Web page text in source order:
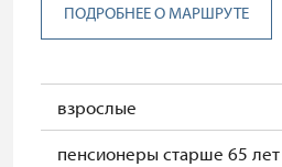
ПОДРОБНЕЕ О МАРШРУТЕ
взрослые
пенсионеры старше 65 лет